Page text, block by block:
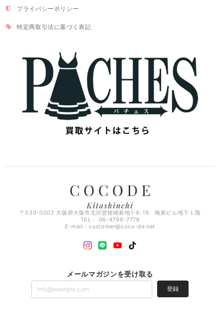
プライバシーポリシー
特定商取引法に基づく表記
〒530-0002 大阪府大阪市北区曽根崎新地1-8-19 梅新ビル地下１階
TEL： 06-4796-7778
E-mail：customer@coco-de.net
メールマガジンを受け取る
登録